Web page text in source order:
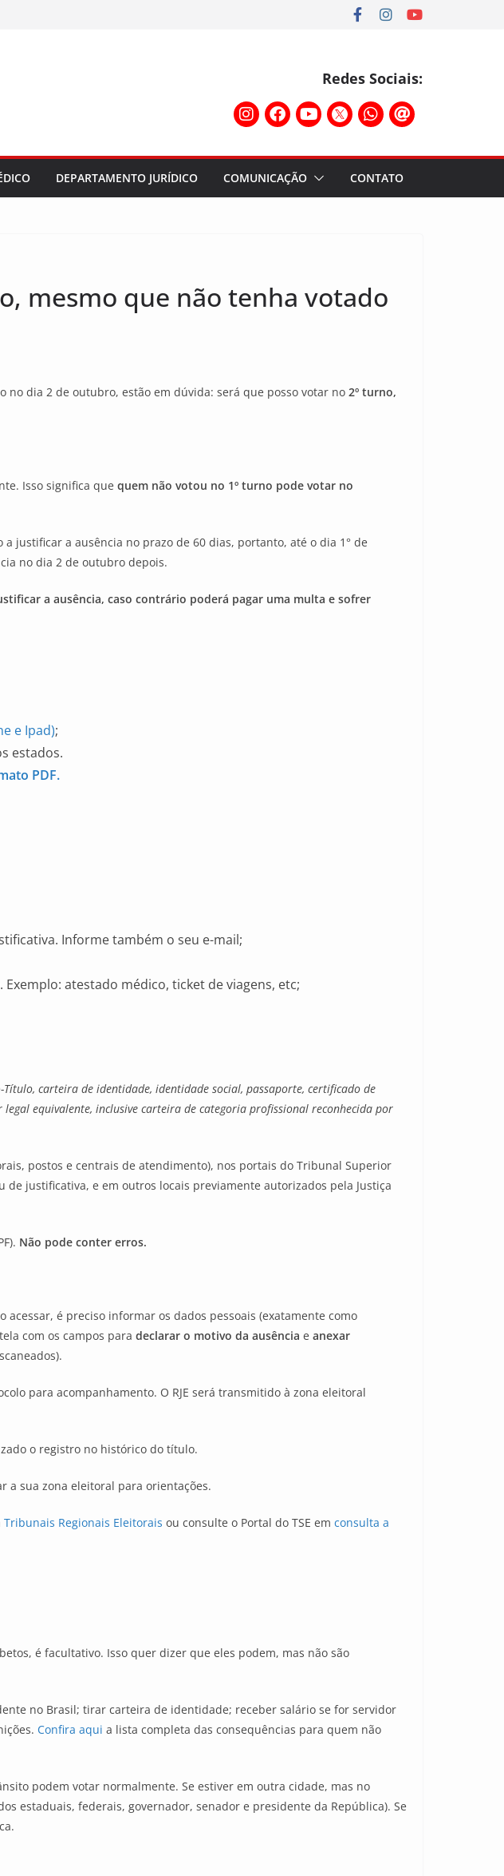
Redes Sociais:
DEPARTAMENTO JURÍDICO COMUNICAÇÃO CONTATO
mesmo que não tenha votado
no dia 2 de outubro, estão em dúvida: será que posso votar no 2º turno,
Isso significa que quem não votou no 1º turno pode votar no
justificar a ausência no prazo de 60 dias, portanto, até o dia 1° de
no dia 2 de outubro depois.
a ausência, caso contrário poderá pagar uma multa e sofrer
e Ipad);
estados.
PDF.
Informe também o seu e-mail;
atestado médico, ticket de viagens, etc;
-Título, carteira de identidade, identidade social, passaporte, certificado de
equivalente, inclusive carteira de categoria profissional reconhecida por
postos e centrais de atendimento), nos portais do Tribunal Superior
de justificativa, e em outros locais previamente autorizados pela Justiça
Não pode conter erros.
é preciso informar os dados pessoais (exatamente como
com os campos para declarar o motivo da ausência e anexar
para acompanhamento. O RJE será transmitido à zona eleitoral
o registro no histórico do título.
a sua zona eleitoral para orientações.
Tribunais Regionais Eleitorais ou consulte o Portal do TSE em consulta a
é facultativo. Isso quer dizer que eles podem, mas não são
no Brasil; tirar carteira de identidade; receber salário se for servidor
Confira aqui a lista completa das consequências para quem não
podem votar normalmente. Se estiver em outra cidade, mas no
estaduais, federais, governador, senador e presidente da República). Se